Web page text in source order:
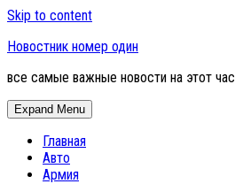
Skip to content
Новостник номер один
все самые важные новости на этот час
Expand Menu
Главная
Авто
Армия